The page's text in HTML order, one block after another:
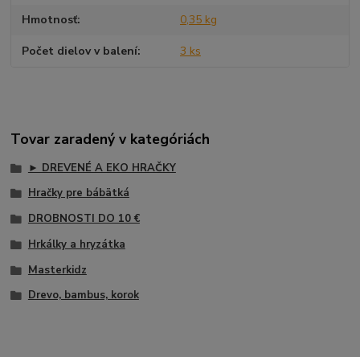
Hmotnosť 0,35 kg
Počet dielov v balení 3 ks
Tovar zaradený v kategóriách
► DREVENÉ A EKO HRAČKY
Hračky pre bábätká
DROBNOSTI DO 10 €
Hrkálky a hryzátka
Masterkidz
Drevo, bambus, korok